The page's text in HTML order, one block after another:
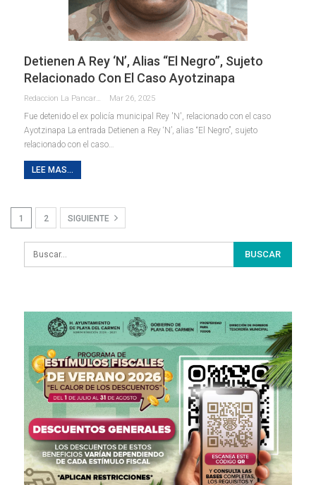
Detienen A Rey ‘N’, Alias “El Negro”, Sujeto
Relacionado Con El Caso Ayotzinapa
Redaccion La Pancarta De Quintana Roo Mar 26, 2025
Fue detenido el ex policía municipal Rey 'N', relacionado con el caso
Ayotzinapa La entrada Detienen a Rey ‘N’, alias “El Negro”, sujeto
relacionado con el caso…
LEE MAS...
1 2 SIGUIENTE